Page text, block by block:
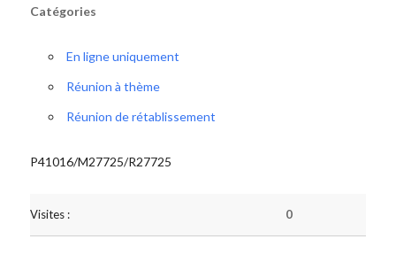
Catégories
En ligne uniquement
Réunion à thème
Réunion de rétablissement
P41016/M27725/R27725
Visites : 0